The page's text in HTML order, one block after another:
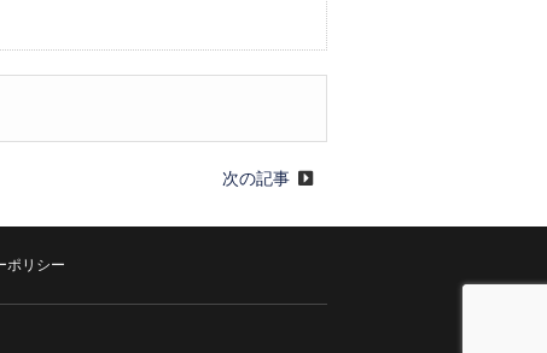
次の記事
ポリシー